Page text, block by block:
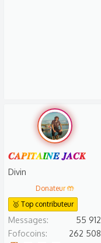
𝑪𝑨𝑷𝑰𝑻𝑨𝑰𝑵𝑬 𝑱𝑨𝑪𝑲
Divin
Donateur 🤲
🥇 Top contributeur
Messages
55 912
Fofocoins
262 508